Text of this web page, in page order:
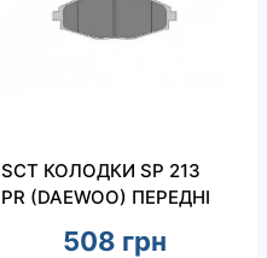
SCT КОЛОДКИ SP 213
PR (DAEWOO) ПЕРЕДНІ
508 грн